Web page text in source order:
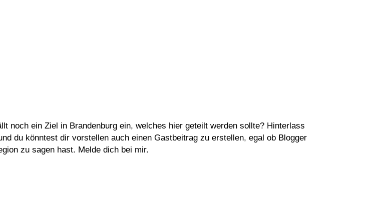
noch ein Ziel in Brandenburg ein, welches hier geteilt werden sollte? Hinterlass
du könntest dir vorstellen auch einen Gastbeitrag zu erstellen, egal ob Blogger
zu sagen hast. Melde dich bei mir.